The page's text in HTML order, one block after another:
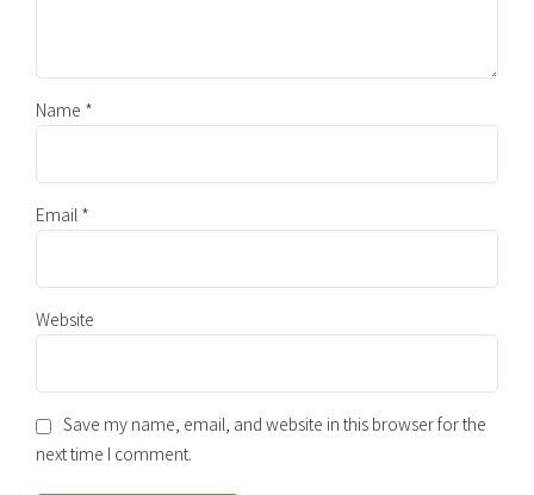
Name *
Email *
Website
Save my name, email, and website in this browser for the
next time I comment.